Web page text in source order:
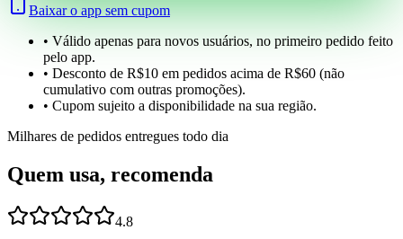
Baixar o app sem cupom
• Válido apenas para novos usuários, no primeiro pedido feito
pelo app.
• Desconto de R$10 em pedidos acima de R$60 (não
cumulativo com outras promoções).
• Cupom sujeito a disponibilidade na sua região.
Milhares de pedidos entregues todo dia
Quem usa, recomenda
4.8